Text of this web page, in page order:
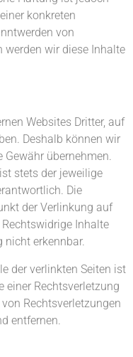
konkreten
von
werden wir diese Inhalte
Websites Dritter, auf
Deshalb können wir
übernehmen.
stets der jeweilige
Die
der Verlinkung auf
Inhalte
nicht erkennbar.
der verlinkten Seiten ist
einer Rechtsverletzung
Rechtsverletzungen
entfernen.